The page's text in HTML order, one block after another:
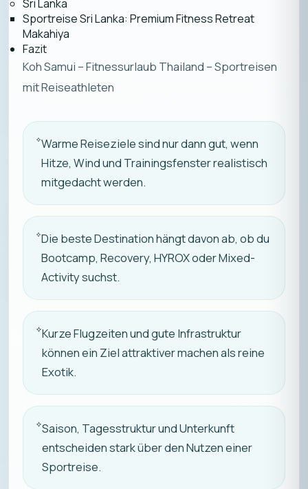
Sri Lanka
Sportreise Sri Lanka: Premium Fitness Retreat
Makahiya
Fazit
Koh Samui – Fitnessurlaub Thailand – Sportreisen
mit Reiseathleten
Warme Reiseziele sind nur dann gut, wenn
Hitze, Wind und Trainingsfenster realistisch
mitgedacht werden.
Die beste Destination hängt davon ab, ob du
Bootcamp, Recovery, HYROX oder Mixed-
Activity suchst.
Kurze Flugzeiten und gute Infrastruktur
können ein Ziel attraktiver machen als reine
Exotik.
Saison, Tagesstruktur und Unterkunft
entscheiden stark über den Nutzen einer
Sportreise.